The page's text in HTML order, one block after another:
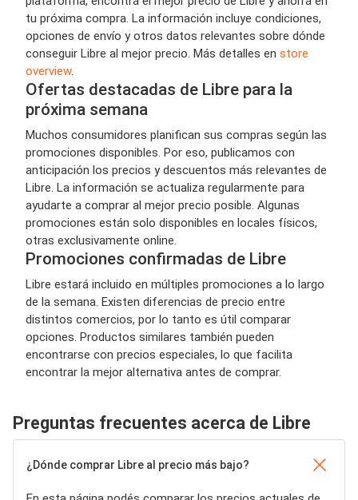
tu próxima compra. La información incluye condiciones,
opciones de envío y otros datos relevantes sobre dónde
conseguir Libre al mejor precio. Más detalles en store
overview.
Ofertas destacadas de Libre para la
próxima semana
Muchos consumidores planifican sus compras según las
promociones disponibles. Por eso, publicamos con
anticipación los precios y descuentos más relevantes de
Libre. La información se actualiza regularmente para
ayudarte a comprar al mejor precio posible. Algunas
promociones están solo disponibles en locales físicos,
otras exclusivamente online.
Promociones confirmadas de Libre
Libre estará incluido en múltiples promociones a lo largo
de la semana. Existen diferencias de precio entre
distintos comercios, por lo tanto es útil comparar
opciones. Productos similares también pueden
encontrarse con precios especiales, lo que facilita
encontrar la mejor alternativa antes de comprar.
Preguntas frecuentes acerca de Libre
¿Dónde comprar Libre al precio más bajo?